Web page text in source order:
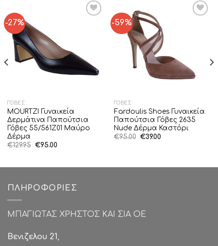
-27%
ΓΌΒΕΣ
MOURTZI Γυναικεία
Δερμάτινα Παπούτσια
Γόβες 55/561Z01 Μαύρο
Δέρμα
€129.95 Original
€95.00Η
-59%
ΓΌΒΕΣ
Fardoulis Shoes Γυναικεία
Παπούτσια Γόβες 2635
Nude Δέρμα Καστόρι
€95.00 Original
€39.00Η
ΠΛΗΡΟΦΟΡΊΕΣ
ΜΠΑΓΙΩΤΑΣ ΧΡΗΣΤΟΣ ΚΑΙ ΣΙΑ ΟΕ
Βενιζελου 21,